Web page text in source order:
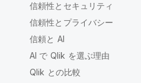
信頼性とセキュリティ
信頼性とプライバシー
信頼と AI
AI で Qlik を選ぶ理由
Qlik との比較